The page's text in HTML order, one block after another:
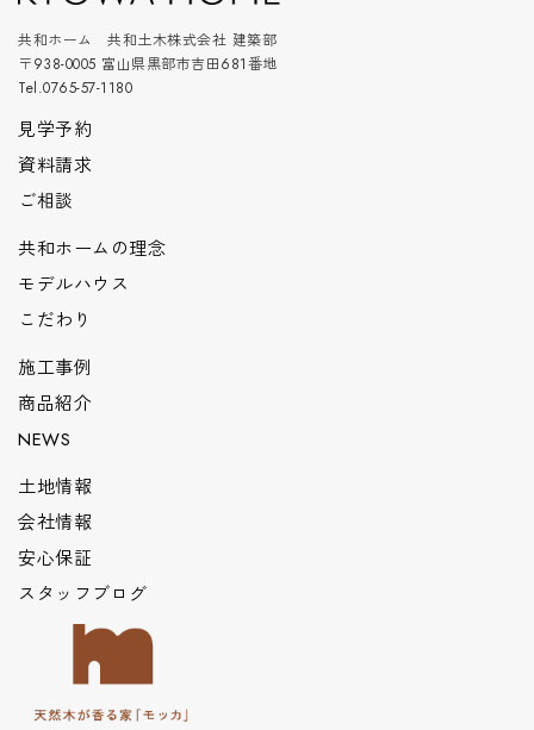
共和ホーム 共和土木株式会社 建築部
〒938-0005 富山県黒部市吉田681番地
Tel.0765-57-1180
見学予約
資料請求
ご相談
共和ホームの理念
モデルハウス
こだわり
施工事例
商品紹介
NEWS
土地情報
会社情報
安心保証
スタッフブログ